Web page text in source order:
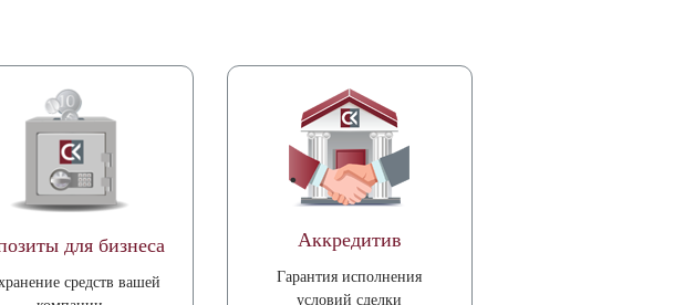
для бизнеса
средств вашей
Аккредитив
Гарантия исполнения
условий сделки